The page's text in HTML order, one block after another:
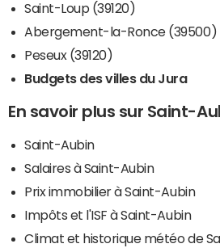
Saint-Loup (39120)
Abergement-la-Ronce (39500)
Peseux (39120)
Budgets des villes du Jura
En savoir plus sur Saint-
Saint-Aubin
Salaires à Saint-Aubin
Prix immobilier à Saint-Aubin
Impôts et l'ISF à Saint-Aubin
Climat et historique météo de